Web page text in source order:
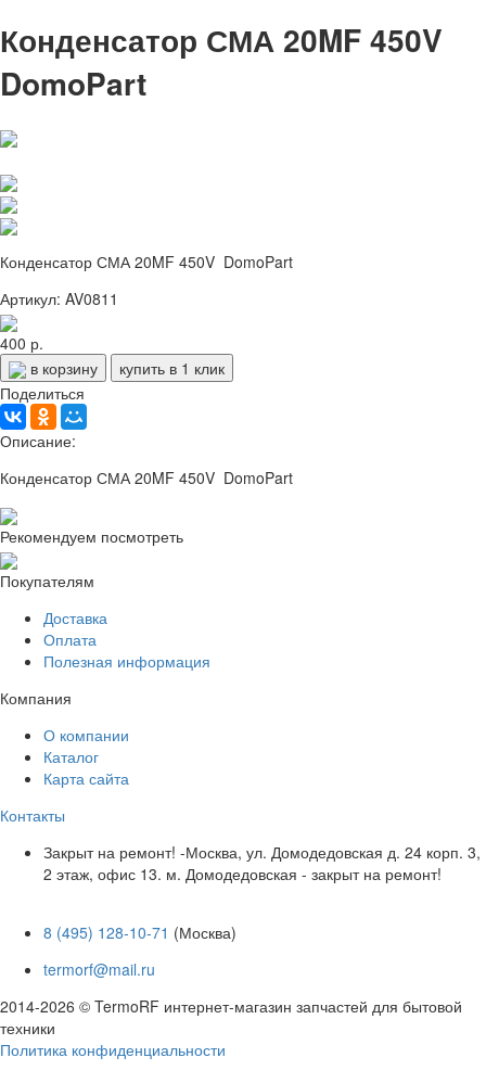
Конденсатор СМА 20MF 450V
DomoPart
Конденсатор СМА 20MF 450V DomoPart
Артикул: AV0811
400 р.
в корзину
купить в 1 клик
Поделиться
Описание:
Конденсатор СМА 20MF 450V DomoPart
Рекомендуем посмотреть
Покупателям
Доставка
Оплата
Полезная информация
Компания
О компании
Каталог
Карта сайта
Контакты
Закрыт на ремонт! -Москва, ул. Домодедовская д. 24 корп. 3,
2 этаж, офис 13. м. Домодедовская - закрыт на ремонт!
8 (495) 128-10-71 (Москва)
termorf@mail.ru
2014-2026 © TermoRF интернет-магазин запчастей для бытовой
техники
Политика конфиденциальности